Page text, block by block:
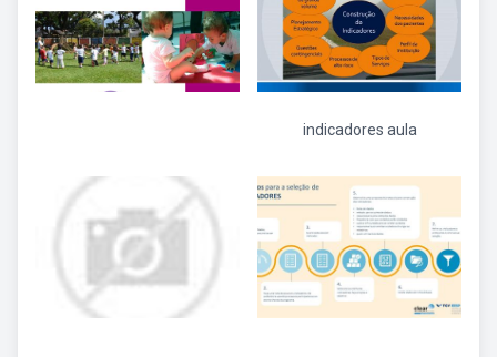
indicadores aula